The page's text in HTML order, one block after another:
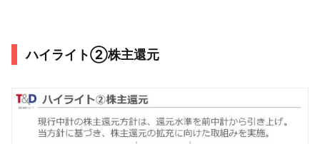
ハイライト②株主還元